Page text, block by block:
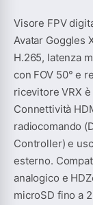
Visore FPV
Avatar Goggles
H.265, latenza
con FOV 50° e
ricevitore VRX
Connettività
radiocomando
Controller) e
esterno.
analogico e
microSD fino a